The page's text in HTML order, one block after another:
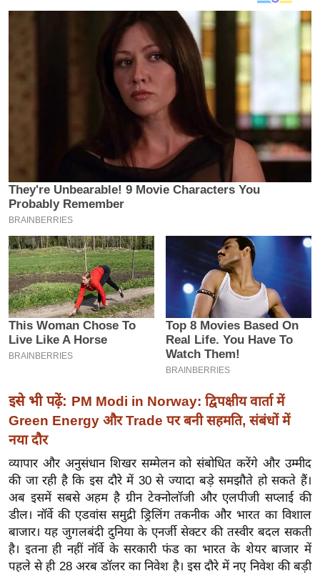
I
0
म
ई
-
पे
प
र
मि
सा
ल
मि
सा
ल
ख्सि
य
त
यं
ग
इं
इसे भी पढ़ें: PM Modi in Norway: द्विपक्षीय वार्ता में
Green Energy और Trade पर बनी सहमति, संबंधों में
नया दौर
व्यापार और अनुसंधान शिखर सम्मेलन को संबोधित करेंगे और उम्मीद
की जा रही है कि इस दौरे में 30 से ज्यादा बड़े समझौते हो सकते हैं।
अब इसमें सबसे अहम है ग्रीन टेक्नोलॉजी और एलपीजी सप्लाई की
डील। नॉर्वे की एडवांस समुद्री ड्रिलिंग तकनीक और भारत का विशाल
बाजार। यह जुगलबंदी दुनिया के एनर्जी सेक्टर की तस्वीर बदल सकती
है। इतना ही नहीं नॉर्वे के सरकारी फंड का भारत के शेयर बाजार में
पहले से ही 28 अरब डॉलर का निवेश है। इस दौरे में नए निवेश की बड़ी